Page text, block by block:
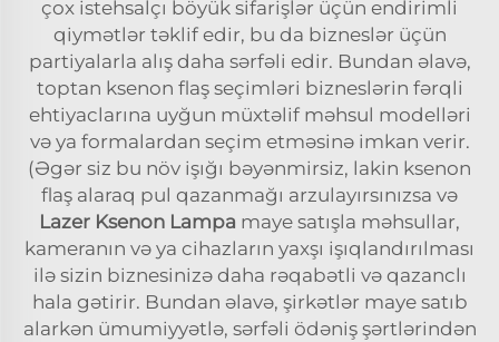
çox istehsalçı böyük sifarişlər üçün endirimli
qiymətlər təklif edir, bu da bizneslər üçün
partiyalarla alış daha sərfəli edir. Bundan əlavə,
toptan ksenon flaş seçimləri bizneslərin fərqli
ehtiyaclarına uyğun müxtəlif məhsul modelləri
və ya formalardan seçim etməsinə imkan verir.
(Əgər siz bu növ işığı bəyənmirsiz, lakin ksenon
flaş alaraq pul qazanmağı arzulayırsınızsa və
Lazer Ksenon Lampa maye satışla məhsullar,
kameranın və ya cihazların yaxşı işıqlandırılması
ilə sizin biznesinizə daha rəqabətli və qazanclı
hala gətirir. Bundan əlavə, şirkətlər maye satıb
alarkən ümumiyyətlə, sərfəli ödəniş şərtlərindən